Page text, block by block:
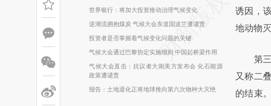
世界银行：将加大投资推动治理气候变化
逆潮流拥抱煤炭 气候大会东道国波兰遭谴责
投资者是否掌握着气候变化问题的关键
气候大会通过巴黎协定实施细则 中国起桥梁作用
气候大会直击：抗议者大闹美方发布会 化石能源
政策遭谴责
报告：土地退化正将地球推向第六次物种大灭绝
新观点
对和校
诱因，
地动物灭
第三
又称二
的结束